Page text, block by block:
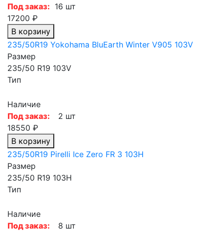
Под заказ: 16 шт
17200 ₽
В корзину
235/50R19 Yokohama BluEarth Winter V905 103V
Размер
235/50 R19 103V
Тип
Наличие
Под заказ:
2 шт
18550 ₽
В корзину
235/50R19 Pirelli Ice Zero FR 3 103H
Размер
235/50 R19 103H
Тип
Наличие
Под заказ:
8 шт